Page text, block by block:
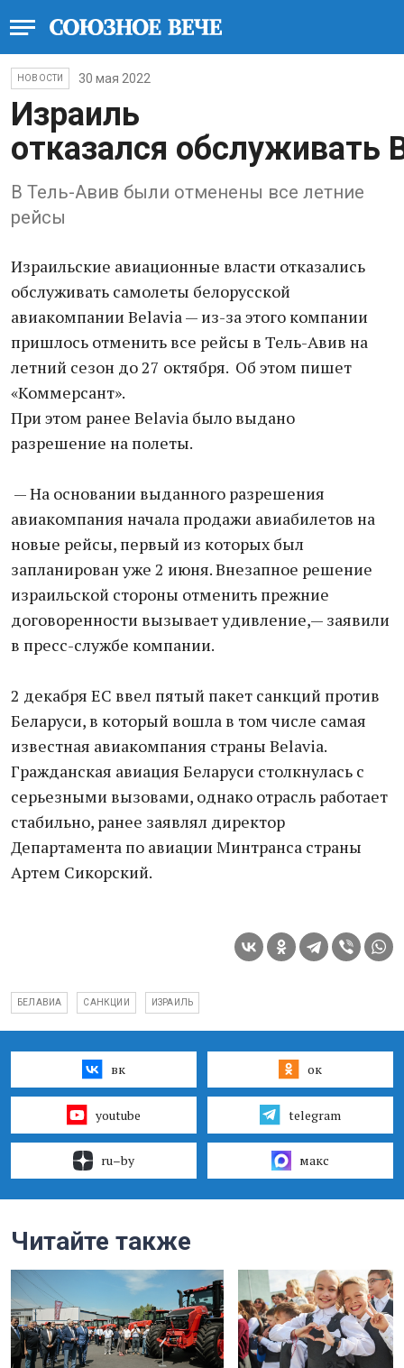
НОВОСТИ 30 мая 2022
Израиль
отказался обслуживать
В Тель-Авив были отменены все летние
рейсы
Израильские авиационные власти отказались
обслуживать самолеты белорусской
авиакомпании Belavia — из-за этого компании
пришлось отменить все рейсы в Тель-Авив на
летний сезон до 27 октября. Об этом пишет
«Коммерсант».
При этом ранее Belavia было выдано
разрешение на полеты.
— На основании выданного разрешения
авиакомпания начала продажи авиабилетов на
новые рейсы, первый из которых был
запланирован уже 2 июня. Внезапное решение
израильской стороны отменить прежние
договоренности вызывает удивление,— заявили
в пресс-службе компании.
2 декабря ЕС ввел пятый пакет санкций против
Беларуси, в который вошла в том числе самая
известная авиакомпания страны Belavia.
Гражданская авиация Беларуси столкнулась с
серьезными вызовами, однако отрасль работает
стабильно, ранее заявлял директор
Департамента по авиации Минтранса страны
Артем Сикорский.
БЕЛАВИА САНКЦИИ ИЗРАИЛЬ
вк ок
youtube telegram
ru–by макс
Читайте также